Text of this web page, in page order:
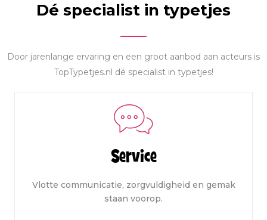
Dé specialist in typetjes
Door jarenlange ervaring en een groot aanbod aan acteurs is
TopTypetjes.nl dé specialist in typetjes!
Service
Vlotte communicatie, zorgvuldigheid en gemak
staan voorop.